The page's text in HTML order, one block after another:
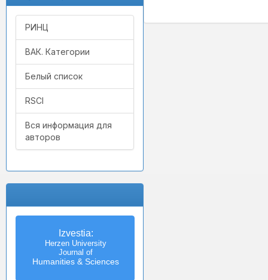
РИНЦ
ВАК. Категории
Белый список
RSCI
Вся информация для
авторов
Izvestia:
Herzen University
Journal of
Humanities & Sciences